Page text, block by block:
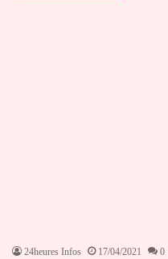
24heures Infos 17/04/2021 0